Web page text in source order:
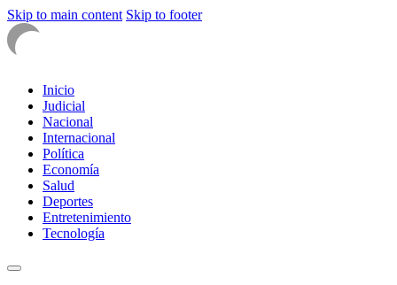
Skip to main content Skip to footer
Inicio
Judicial
Nacional
Internacional
Política
Economía
Salud
Deportes
Entretenimiento
Tecnología